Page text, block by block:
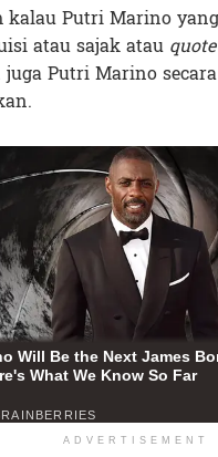
kalau Putri Marino
atau sajak atau quote
juga Putri Marino
ADVERTISEMENT